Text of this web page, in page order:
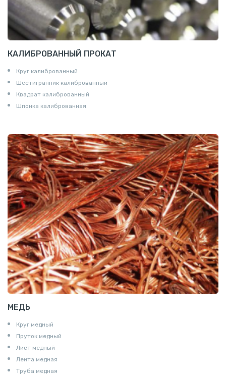
КАЛИБРОВАННЫЙ ПРОКАТ
Круг калиброванный
Шестигранник калиброванный
Квадрат калиброванный
Шпонка калиброванная
МЕДЬ
Круг медный
Пруток медный
Лист медный
Лента медная
Труба медная